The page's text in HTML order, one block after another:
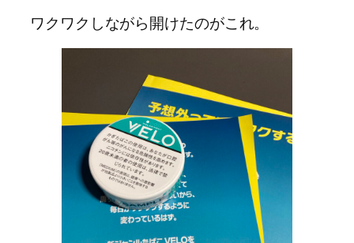
ワクワクしながら開けたのがこれ。